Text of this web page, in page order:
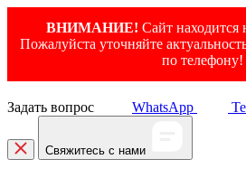
ВНИМАНИЕ! Сайт находится
Пожалуйста уточняйте
по телефону!
Задать вопрос WhatsApp
Свяжитесь с нами